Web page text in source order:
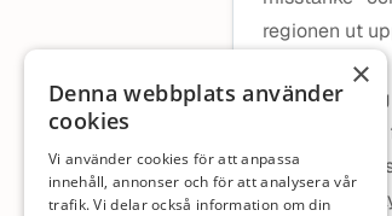
regionen ut
att kunna
Blir du
den tjänst du
Du som har
×
Denna webbplats använder
cookies
Vi använder cookies för att anpassa
innehåll, annonser och för att analysera vår
trafik. Vi delar också information om din